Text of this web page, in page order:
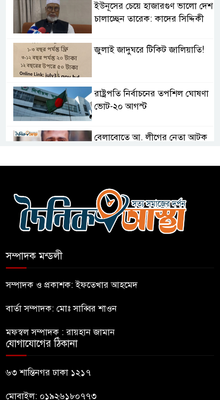
ইউনূসের চেয়ে হাজারগুণ ভালো দেশ
চালাচ্ছেন তারেক: কাদের সিদ্দিকী
জুলাই জাদুঘরে টিকিট জালিয়াতি!
রাষ্ট্রপতি নির্বাচনের তপশিল ঘোষণা
ভোট-২০ আগস্ট
বেলাবোতে আ. লীগের নেতা আটক
ছাড়লেন ১১ দলের নেতারা
এআই বক্তব্য দিয়েছে শেখ হাসিনা
ঐক্যের পদযাত্রা আটকে দিলো
সুযোগ দেওয়ায় ঢাকার ক্ষোভ
সম্পাদক মন্ডলী
সম্পাদক ও প্রকাশক: ইফতেখার আহমেদ
বার্তা সম্পাদক: মোঃ সাব্বির শাওন
মফস্বল সম্পাদক : রায়হান জামান
যোগাযোগের ঠিকানা
৬৩ শান্তিনগর ঢাকা ১২১৭
মোবাইল: ০১৯২৬১৮০৭৭৩